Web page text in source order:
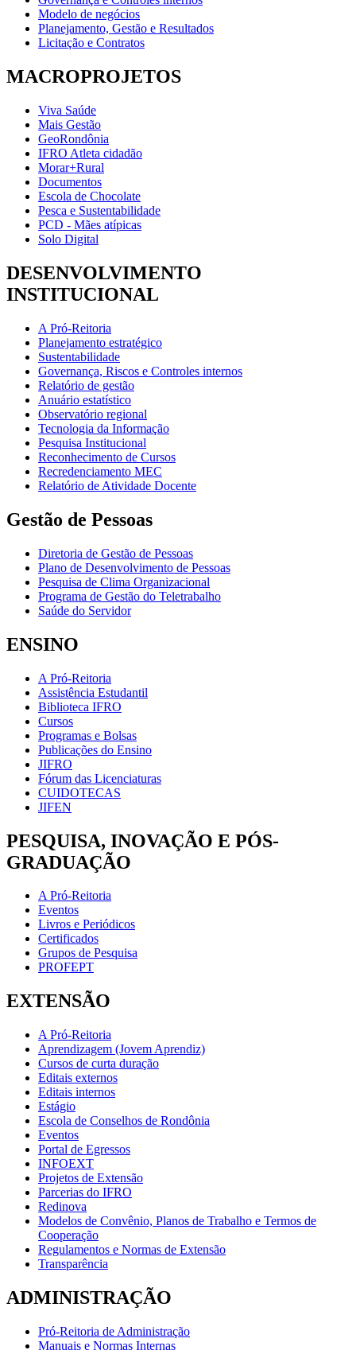
Modelo de negócios
Planejamento, Gestão e Resultados
Licitação e Contratos
MACROPROJETOS
Viva Saúde
Mais Gestão
GeoRondônia
IFRO Atleta cidadão
Morar+Rural
Documentos
Escola de Chocolate
Pesca e Sustentabilidade
PCD - Mães atípicas
Solo Digital
DESENVOLVIMENTO
INSTITUCIONAL
A Pró-Reitoria
Planejamento estratégico
Sustentabilidade
Governança, Riscos e Controles internos
Relatório de gestão
Anuário estatístico
Observatório regional
Tecnologia da Informação
Pesquisa Institucional
Reconhecimento de Cursos
Recredenciamento MEC
Relatório de Atividade Docente
Gestão de Pessoas
Diretoria de Gestão de Pessoas
Plano de Desenvolvimento de Pessoas
Pesquisa de Clima Organizacional
Programa de Gestão do Teletrabalho
Saúde do Servidor
ENSINO
A Pró-Reitoria
Assistência Estudantil
Biblioteca IFRO
Cursos
Programas e Bolsas
Publicações do Ensino
JIFRO
Fórum das Licenciaturas
CUIDOTECAS
JIFEN
PESQUISA, INOVAÇÃO E PÓS-
GRADUAÇÃO
A Pró-Reitoria
Eventos
Livros e Periódicos
Certificados
Grupos de Pesquisa
PROFEPT
EXTENSÃO
A Pró-Reitoria
Aprendizagem (Jovem Aprendiz)
Cursos de curta duração
Editais externos
Editais internos
Estágio
Escola de Conselhos de Rondônia
Eventos
Portal de Egressos
INFOEXT
Projetos de Extensão
Parcerias do IFRO
Redinova
Modelos de Convênio, Planos de Trabalho e Termos de
Cooperação
Regulamentos e Normas de Extensão
Transparência
ADMINISTRAÇÃO
Pró-Reitoria de Administração
Manuais e Normas Internas